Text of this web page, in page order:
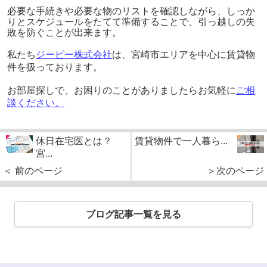
必要な手続きや必要な物のリストを確認しながら、しっか
りとスケジュールをたてて準備することで、引っ越しの失
敗を防ぐことが出来ます。
私たち ジーピー株式会社は、宮崎市エリアを中心に賃貸物
件を扱っております。
お部屋探しで、お困りのことがありましたらお気軽に ご相
談ください。
休日在宅医とは？
宮...
＜ 前のページ
賃貸物件で一人暮ら...
＞次のページ
ブログ記事一覧を見る